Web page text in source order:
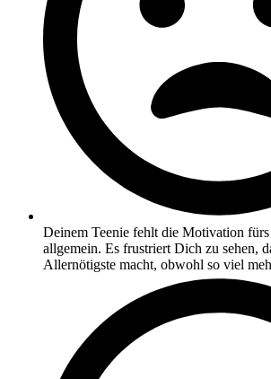
Deinem Teenie fehlt die Motivation
allgemein. Es frustriert Dich zu sehen,
Allernötigste macht, obwohl so viel